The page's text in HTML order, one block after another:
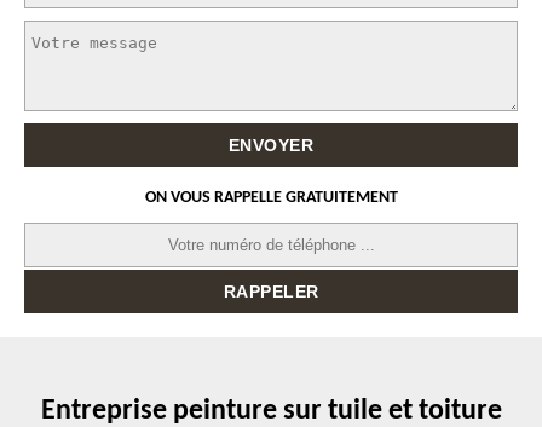
ON VOUS RAPPELLE GRATUITEMENT
Entreprise peinture sur tuile et toiture